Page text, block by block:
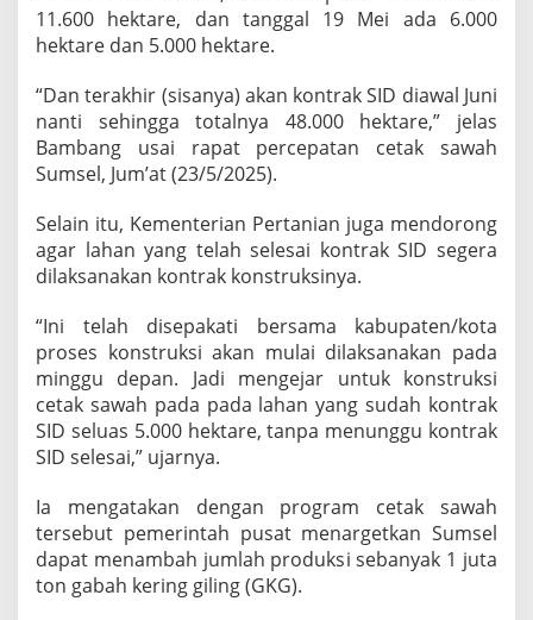
a
11.600 hektare, dan tanggal 19 Mei ada 6.000
hektare dan 5.000 hektare.
“Dan terakhir (sisanya) akan kontrak SID diawal Juni
nanti sehingga totalnya 48.000 hektare,” jelas
Bambang usai rapat percepatan cetak sawah
Sumsel, Jum’at (23/5/2025).
Selain itu, Kementerian Pertanian juga mendorong
agar lahan yang telah selesai kontrak SID segera
dilaksanakan kontrak konstruksinya.
“Ini telah disepakati bersama kabupaten/kota
proses konstruksi akan mulai dilaksanakan pada
minggu depan. Jadi mengejar untuk konstruksi
cetak sawah pada pada lahan yang sudah kontrak
SID seluas 5.000 hektare, tanpa menunggu kontrak
SID selesai,” ujarnya.
Ia mengatakan dengan program cetak sawah
tersebut pemerintah pusat menargetkan Sumsel
dapat menambah jumlah produksi sebanyak 1 juta
ton gabah kering giling (GKG).